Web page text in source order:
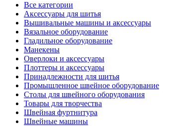
Все категории
Аксессуары для шитья
Вышивальные машины и аксессуары
Вязальное оборудование
Гладильное оборудование
Манекены
Оверлоки и аксессуары
Плоттеры и аксессуары
Принадлежности для шитья
Промышленное швейное оборудование
Столы для швейного оборудования
Товары для творчества
Швейная фуртнитура
Швейные машины